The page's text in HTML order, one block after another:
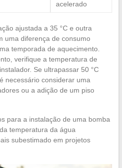
acelerado
ajustada a 35 °C e outra
uma diferença de consumo
temporada de aquecimento.
verifique a temperatura de
Se ultrapassar 50 °C
necessário considerar uma
ou a adição de um piso
para a instalação de uma bomba
temperatura da água
subestimado em projetos